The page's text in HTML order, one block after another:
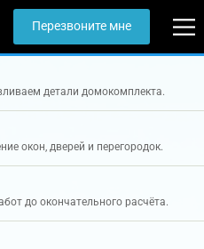
Перезвоните мне
детали домокомплекта.
окон, дверей и перегородок.
до окончательного расчёта.